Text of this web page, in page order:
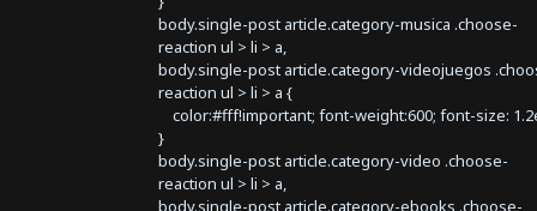
body.single-post article.category-musica .choose-
reaction ul > li > a,
body.single-post article.category-videojuegos
reaction ul > li > a {
color:#fff!important; font-weight:600; font-size:
}
body.single-post article.category-video .choose-
reaction ul > li > a,